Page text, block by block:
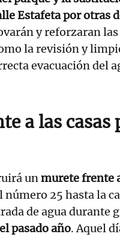
Estafeta por otras
y reforzaran las
la revisión y
evacuación del
a las casas
unmurete frente
número 25 hasta la
de agua durante
pasado año. Aquel dí